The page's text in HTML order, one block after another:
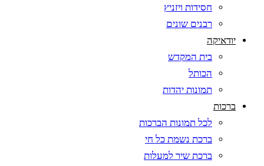
חסידות ויזניץ
רבנים שונים
יודאיקה
בית המקדש
הכותל
תמונות יהדות
ברכות
לכל תמונות הברכות
ברכת נשמת כל חי
ברכת שיר למעלות